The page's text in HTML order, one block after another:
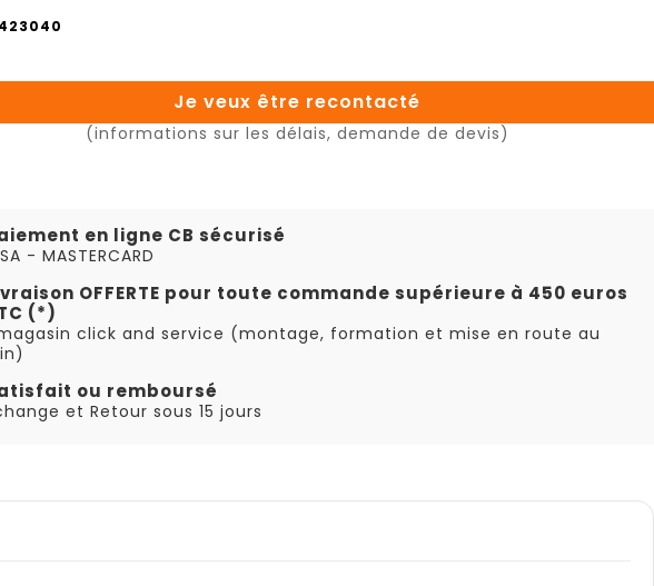
Je veux être recontacté
(informations sur les délais, demande de devis)
en ligne CB sécurisé
- MASTERCARD
OFFERTE pour toute commande supérieure à 450 euros
(*)
click and service (montage, formation et mise en route au
ou remboursé
et Retour sous 15 jours